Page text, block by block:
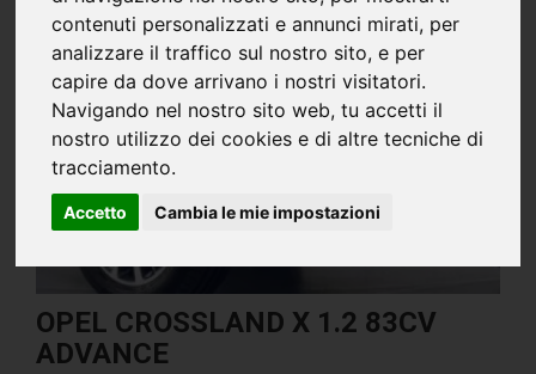
contenuti personalizzati e annunci mirati, per
analizzare il traffico sul nostro sito, e per
capire da dove arrivano i nostri visitatori.
Navigando nel nostro sito web, tu accetti il
nostro utilizzo dei cookies e di altre tecniche di
tracciamento.
Accetto Cambia le mie impostazioni
OPEL CROSSLAND X 1.2 83CV
ADVANCE